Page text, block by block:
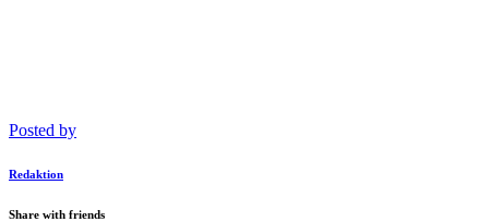
Posted by
Redaktion
Share with friends